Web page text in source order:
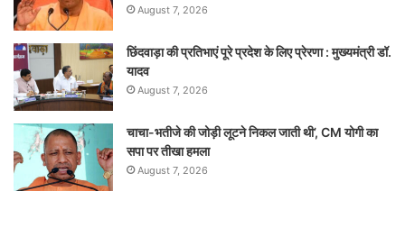
August 7, 2026
छिंदवाड़ा की प्रतिभाएं पूरे प्रदेश के लिए प्रेरणा : मुख्यमंत्री डॉ.
यादव
August 7, 2026
चाचा-भतीजे की जोड़ी लूटने निकल जाती थी’, CM योगी का
सपा पर तीखा हमला
August 7, 2026